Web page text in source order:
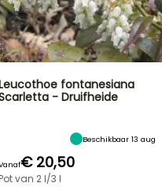
fontanesiana
- Druifheide
Beschikbaar 13 aug
€ 20,50
van 2 l/3 l